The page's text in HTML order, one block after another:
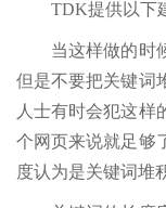
TDK提供以下建
当这样做的时候
但是不要把关键词
人士有时会犯这样
个网页来说就足够
度认为是关键词堆